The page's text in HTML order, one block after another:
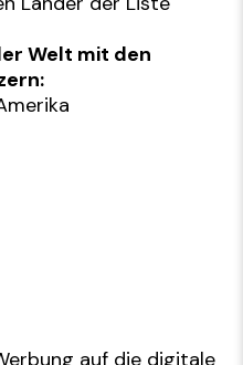
Welt mit den
auf die digitale